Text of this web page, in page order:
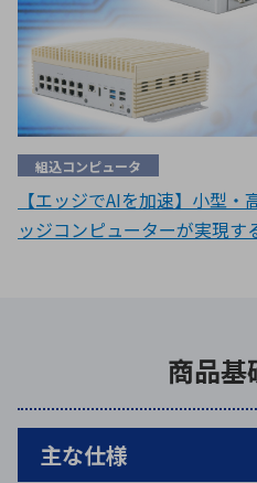
組込コンピュータ
【エッジでAIを加速】小型
ッジコンピューターが実現す
商品基
主な仕様